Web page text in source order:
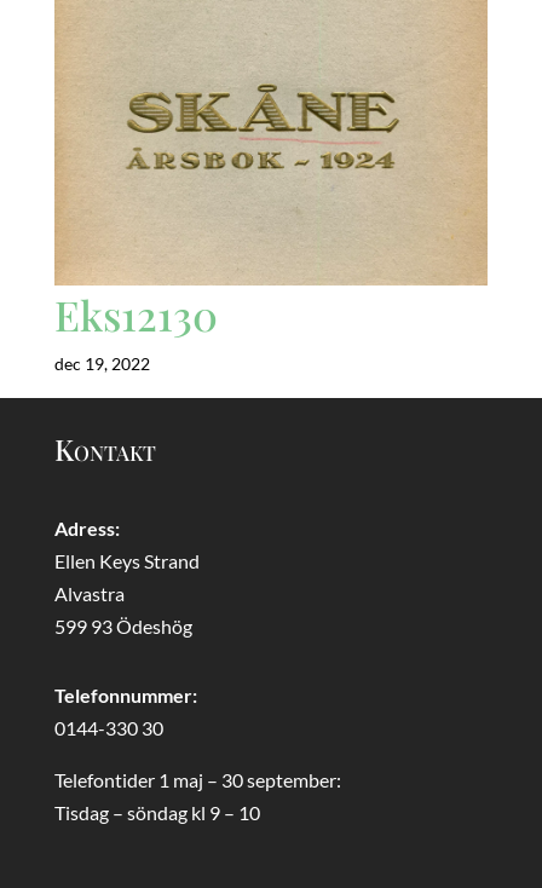
Eks12130
dec 19, 2022
Kontakt
Adress:
Ellen Keys Strand
Alvastra
599 93 Ödeshög
Telefonnummer:
0144-330 30
Telefontider 1 maj – 30 september:
Tisdag – söndag kl 9 – 10